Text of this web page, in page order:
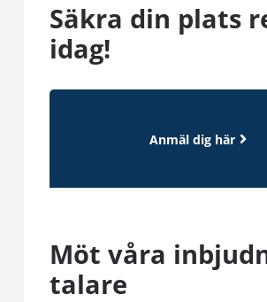
Säkra din plats
idag!
Anmäl dig här
Möt våra
talare